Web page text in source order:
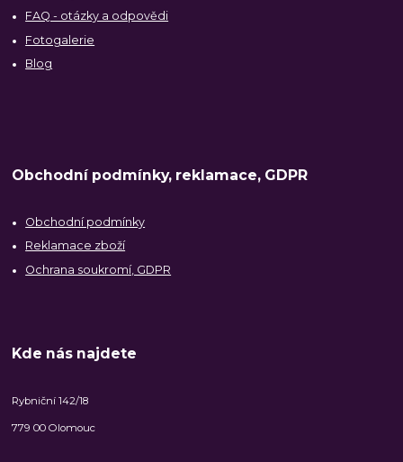
FAQ - otázky a odpovědi
Fotogalerie
Blog
Obchodní podmínky, reklamace, GDPR
Obchodní podmínky
Reklamace zboží
Ochrana soukromí, GDPR
Kde nás najdete
Rybniční 142/18
779 00 Olomouc